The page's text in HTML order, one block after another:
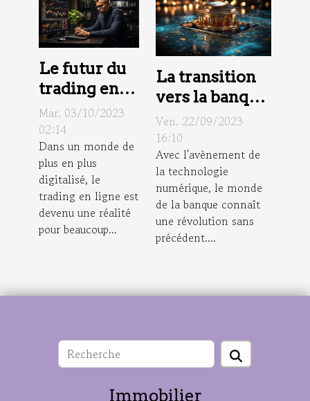
Le futur du
trading en
ligne :
prédictions
pour eToro
en 2023 et
au-delà
Mar. 03/10/2023
02:14
Dans un monde de
plus en plus
digitalisé, le
trading en ligne est
devenu une réalité
pour beaucoup...
La transition
vers la banque
numérique
pour les
professionnels
Ven. 22/09/2023
16:10
Avec l'avènement de
la technologie
numérique, le monde
de la banque connaît
une révolution sans
précédent....
Immobilier